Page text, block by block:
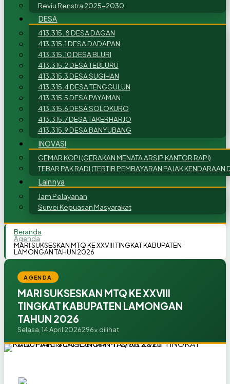
Reviu Renstra 2025-2030
DESA
413.315. 8 DESA DAGAN
413.315.1 DESA DADAPAN
413.315.10 DESA BLURI
413.315.2 DESA TEBLURU
413.315.3 DESA SUGIHAN
413.315.4 DESA TENGGULUN
413.315.5 DESA PAYAMAN
413.315.6 DESA SOLOKURO
413.315.7 DESA TAKERHARJO
413.315.9 DESA BANYUBANG
INOVASI
GEMAR KOPI (GERAKAN MENATA ARSIP KANTOR RAPI)
TEBAR PAK RADI (TERTIB PEMBAYARAN PAJAK KENDARAAN
Lainnya
Jam Pelayanan
Survei Kepuasan Masyarakat
Beranda
Agenda
MARI SUKSESKAN MTQ KE XXVIII TINGKAT KABUPATEN
LAMONGAN TAHUN 2026
AGENDA
MARI SUKSESKAN MTQ KE XXVIII
TINGKAT KABUPATEN LAMONGAN
TAHUN 2026
Selasa, 14 April 2026296x dilihat